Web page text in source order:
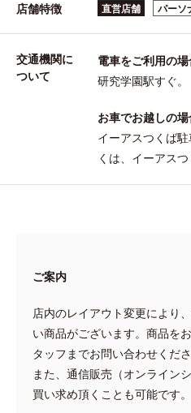
店舗特徴 直営店舗 パーソ
交通機関に
ついて
電車をご利用の
研究学園駅すぐ。
お車でお越しの
イーアスつくば
くは、イーアス
ご案内
店内のレイアウト変更により
い商品がございます。商品を
タッフまでお問い合わせくださ
また、通信販売（オンライン
買い求め頂くことも可能です。